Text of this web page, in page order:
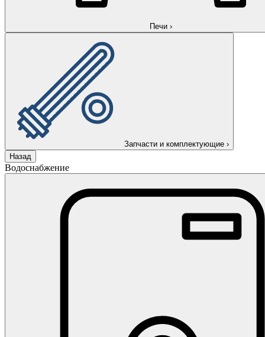
Печи ›
Запчасти и комплектующие ›
Назад
Водоснабжение